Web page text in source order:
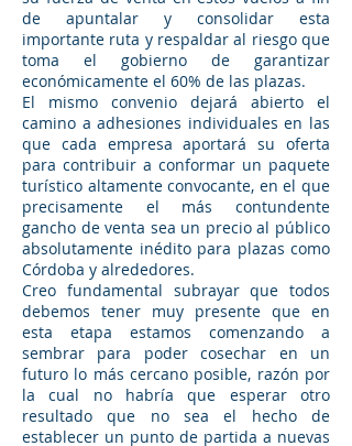
de apuntalar y consolidar esta
importante ruta y respaldar al riesgo que
toma el gobierno de garantizar
económicamente el 60% de las plazas.
El mismo convenio dejará abierto el
camino a adhesiones individuales en las
que cada empresa aportará su oferta
para contribuir a conformar un paquete
turístico altamente convocante, en el que
precisamente el más contundente
gancho de venta sea un precio al público
absolutamente inédito para plazas como
Córdoba y alrededores.
Creo fundamental subrayar que todos
debemos tener muy presente que en
esta etapa estamos comenzando a
sembrar para poder cosechar en un
futuro lo más cercano posible, razón por
la cual no habría que esperar otro
resultado que no sea el hecho de
establecer un punto de partida a nuevas